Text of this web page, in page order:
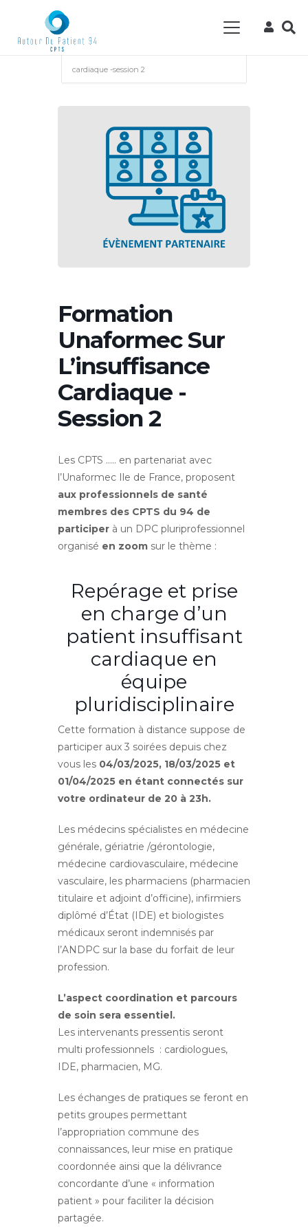
Formation
cardiaque -session 2
Formation
Unaformec Sur
L’insuffisance
Cardiaque -
Session 2
Les CPTS ….. en partenariat avec
l’Unaformec Ile de France, proposent
aux professionnels de santé
membres des CPTS du 94 de
participer à un DPC pluriprofessionnel
organisé en zoom sur le thème :
Repérage et prise
en charge d’un
patient insuffisant
cardiaque en
équipe
pluridisciplinaire
Cette formation à distance suppose de
participer aux 3 soirées depuis chez
vous les 04/03/2025, 18/03/2025 et
01/04/2025 en étant connectés sur
votre ordinateur de 20 à 23h.
Les médecins spécialistes en médecine
générale, gériatrie /gérontologie,
médecine cardiovasculaire, médecine
vasculaire, les pharmaciens (pharmacien
titulaire et adjoint d’officine), infirmiers
diplômé d’État (IDE) et biologistes
médicaux seront indemnisés par
l’ANDPC sur la base du forfait de leur
profession.
L’aspect coordination et parcours
de soin sera essentiel.
Les intervenants pressentis seront
multi professionnels : cardiologues,
IDE, pharmacien, MG.
Les échanges de pratiques se feront en
petits groupes permettant
l’appropriation commune des
connaissances, leur mise en pratique
coordonnée ainsi que la délivrance
concordante d’une « information
patient » pour faciliter la décision
partagée.